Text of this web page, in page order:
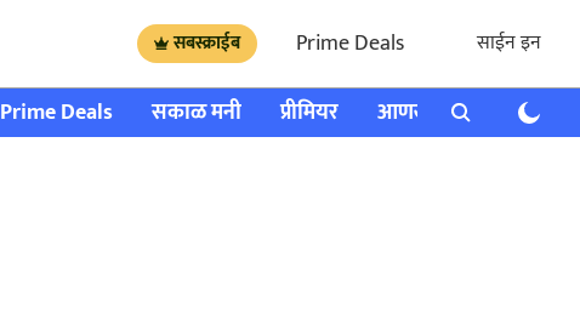
सबस्क्राईब Prime Deals साईन इन
Prime Deals सकाळ मनी प्रीमियर आणखी राशी भविष्य